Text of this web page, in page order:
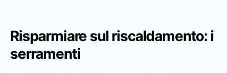
Risparmiare sul riscaldamento: i
serramenti